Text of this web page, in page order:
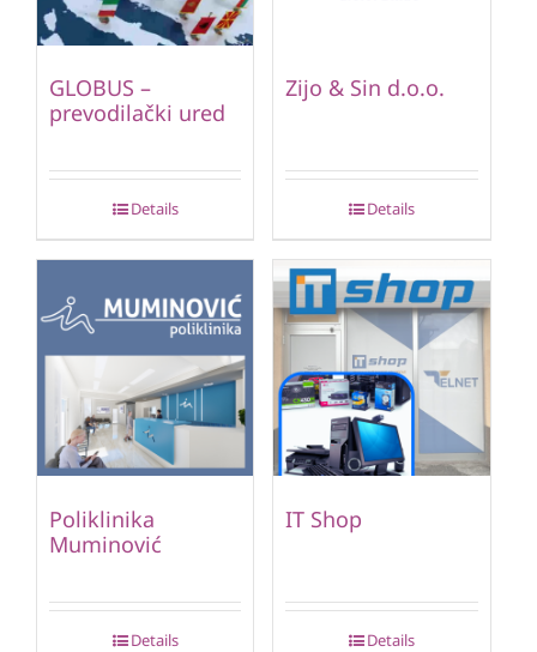
GLOBUS –
prevodilački ured
Details
Zijo & Sin d.o.o.
Details
Poliklinika
Muminović
Details
IT Shop
Details